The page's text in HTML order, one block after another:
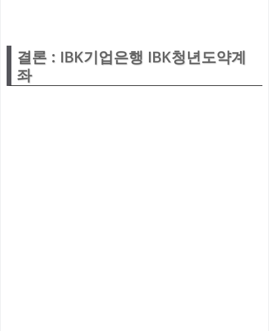
결론 : IBK기업은행 IBK청년도약계
좌